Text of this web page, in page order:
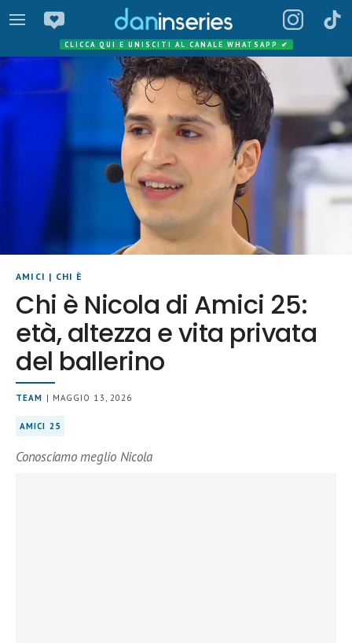
CLICCA QUI E UNISCITI AL CANALE WHATSAPP ✔
AMICI | CHI È
Chi è Nicola di Amici 25:
età, altezza e vita privata
del ballerino
TEAM | MAGGIO 13, 2026
AMICI 25
Conosciamo meglio Nicola